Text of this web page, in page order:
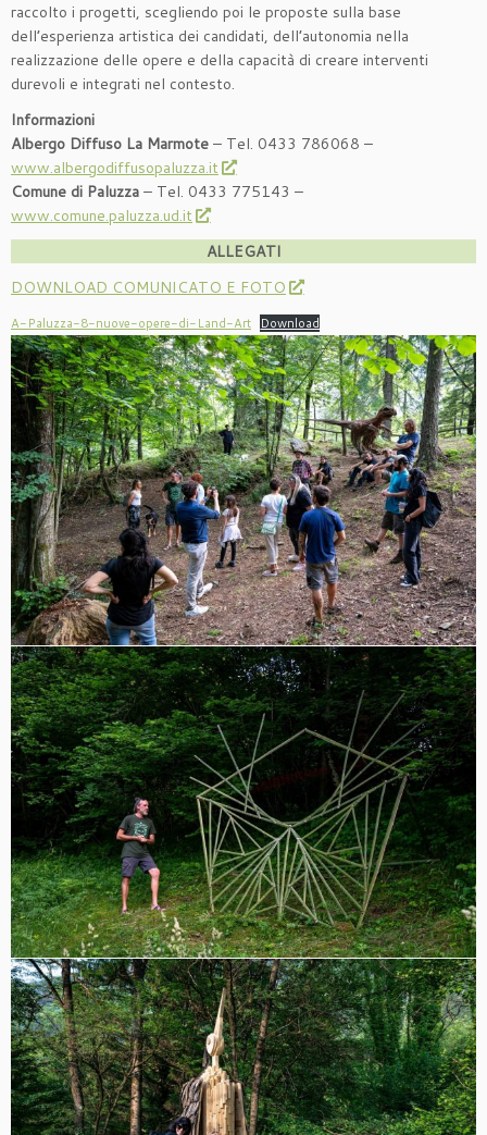
raccolto i progetti, scegliendo poi le proposte sulla base
dell’esperienza artistica dei candidati, dell’autonomia nella
realizzazione delle opere e della capacità di creare interventi
durevoli e integrati nel contesto.
Informazioni
Albergo Diffuso La Marmote – Tel. 0433 786068 –
www.albergodiffusopaluzza.it
Comune di Paluzza – Tel. 0433 775143 –
www.comune.paluzza.ud.it
ALLEGATI
DOWNLOAD COMUNICATO E FOTO
A-Paluzza-8-nuove-opere-di-Land-Art Download